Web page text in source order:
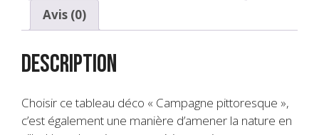
Avis (0)
Description
Choisir ce tableau déco « Campagne pittoresque »,
c’est également une manière d’amener la nature en